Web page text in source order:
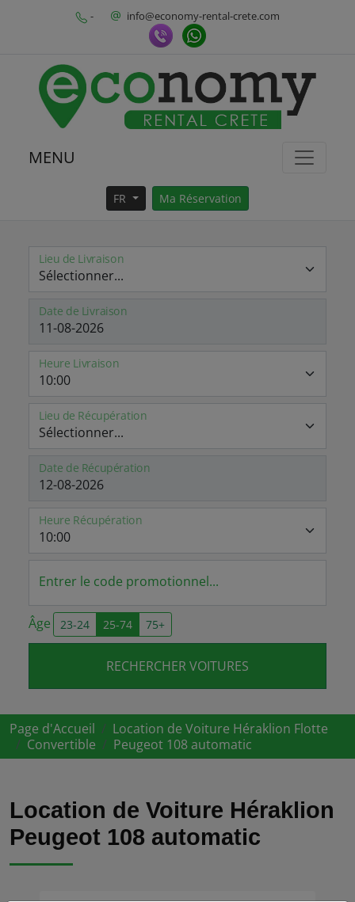
- info@economy-rental-crete.com
MENU
FR Ma Réservation
Lieu de Livraison
Date de Livraison
Heure Livraison
Lieu de Récupération
Date de Récupération
Heure Récupération
Entrer le code promotionnel...
Âge 23-24 25-74 75+
RECHERCHER VOITURES
Page d'Accueil
Location de Voiture Héraklion Flotte
Convertible
Peugeot 108 automatic
Location de Voiture Héraklion
Peugeot 108 automatic